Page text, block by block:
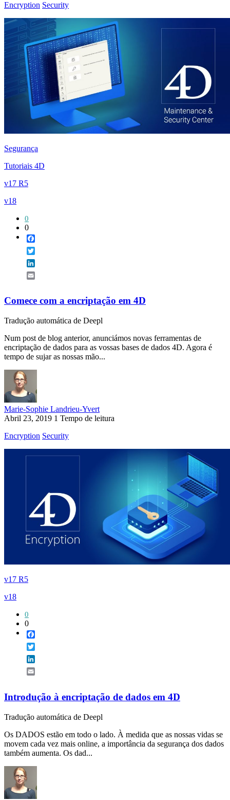
Encryption Security
Segurança
Tutoriais 4D
v17 R5
v18
0
0
Comece com a encriptação em 4D
Tradução automática de Deepl
Num post de blog anterior, anunciámos novas ferramentas de
encriptação de dados para as vossas bases de dados 4D. Agora é
tempo de sujar as nossas mão...
Marie-Sophie Landrieu-Yvert
Abril 23, 2019 1 Tempo de leitura
Encryption Security
v17 R5
v18
0
0
Introdução à encriptação de dados em 4D
Tradução automática de Deepl
Os DADOS estão em todo o lado. À medida que as nossas vidas se
movem cada vez mais online, a importância da segurança dos dados
também aumenta. Os dad...